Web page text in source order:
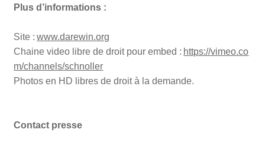
Plus d’informations :
Site : www.darewin.org
Chaine video libre de droit pour embed : https://vimeo.co
m/channels/schnoller
Photos en HD libres de droit à la demande.
Contact presse